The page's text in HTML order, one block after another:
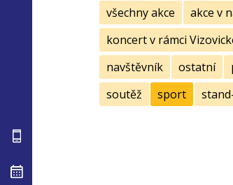
všechny akce
akce v
koncert v rámci
navštěvník
ostatní
soutěž
sport